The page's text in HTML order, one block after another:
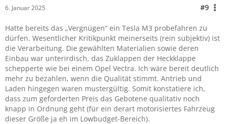
6. Januar 2025 #9
Hatte bereits das „Vergnügen“ ein Tesla M3 probefahren zu
dürfen. Wesentlicher Kritikpunkt meinerseits (rein subjektiv) ist
die Verarbeitung. Die gewählten Materialien sowie deren
Einbau war unterirdisch, das Zuklappen der Heckklappe
schepperte wie bei einem Opel Vectra. Ich wäre bereit deutlich
mehr zu bezahlen, wenn die Qualität stimmt. Antrieb und
Laden hingegen waren mustergültig. Somit konstatiere ich,
dass zum geforderten Preis das Gebotene qualitativ noch
knapp in Ordnung geht (für ein derart motorisiertes Fahrzeug
dieser Größe ja eh im Lowbudget-Bereich).